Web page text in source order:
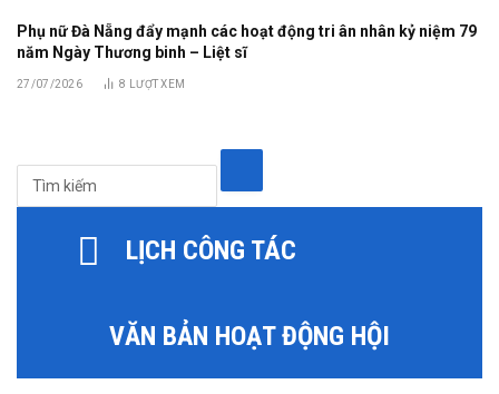
Phụ nữ Đà Nẵng đẩy mạnh các hoạt động tri ân nhân kỷ niệm 79
năm Ngày Thương binh – Liệt sĩ
27/07/2026 8 LƯỢT XEM
LỊCH CÔNG TÁC
VĂN BẢN HOẠT ĐỘNG HỘI